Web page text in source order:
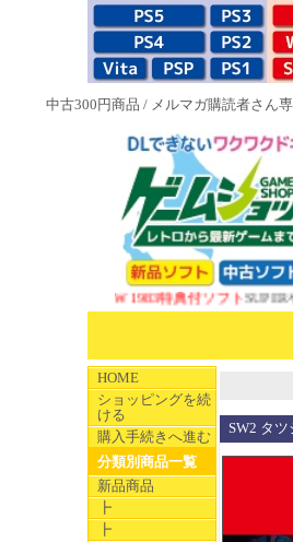
中古300円商品 / メルマガ購読者さん
NEW 1983特典付ソフトSUPERやのま
HOME
ショッピングを続
ける
購入手続きへ進む
分類別商品一覧
新品商品
┣
┣
SW2 タ